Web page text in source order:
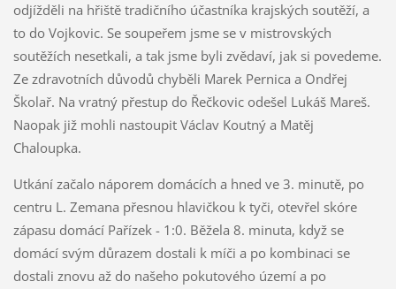
odjížděli na hřiště tradičního účastníka krajských soutěží, a
to do Vojkovic. Se soupeřem jsme se v mistrovských
soutěžích nesetkali, a tak jsme byli zvědaví, jak si povedeme.
Ze zdravotních důvodů chyběli Marek Pernica a Ondřej
Školař. Na vratný přestup do Řečkovic odešel Lukáš Mareš.
Naopak již mohli nastoupit Václav Koutný a Matěj
Chaloupka.
Utkání začalo náporem domácích a hned ve 3. minutě, po
centru L. Zemana přesnou hlavičkou k tyči, otevřel skóre
zápasu domácí Pařízek - 1:0. Běžela 8. minuta, když se
domácí svým důrazem dostali k míči a po kombinaci se
dostali znovu až do našeho pokutového území a po